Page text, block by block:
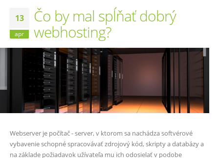
13
apr
Čo by mal spĺňať dobrý
webhosting?
Webserver je počítač - server, v ktorom sa nachádza softvérové
vybavenie schopné spracovávať zdrojový kód, skripty a databázy a
na základe požiadavok užívateľa mu ich odosielať v podobe